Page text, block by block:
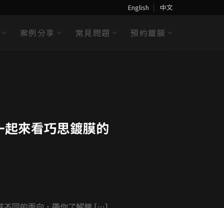
English 中文
案例分享 常見問題 預約鍍膜
膜
來看巧思鍍膜的